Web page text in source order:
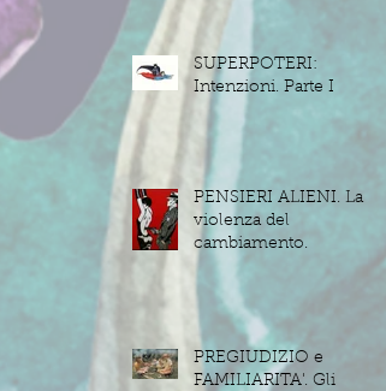
SUPERPOTERI:
Intenzioni. Parte I
PENSIERI ALIENI. La
violenza del
cambiamento.
PREGIUDIZIO e
FAMILIARITA'. Gli